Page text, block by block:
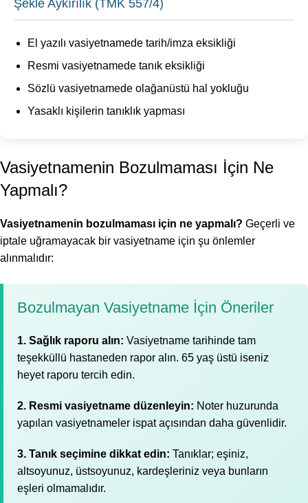
Şekle Aykırılık (TMK 557/4)
El yazılı vasiyetnamede tarih/imza eksikliği
Resmi vasiyetnamede tanık eksikliği
Sözlü vasiyetnamede olağanüstü hal yokluğu
Yasaklı kişilerin tanıklık yapması
Vasiyetnamenin Bozulmaması İçin Ne
Yapmalı?
Vasiyetnamenin bozulmaması için ne yapmalı? Geçerli ve
iptale uğramayacak bir vasiyetname için şu önlemler
alınmalıdır:
Bozulmayan Vasiyetname İçin Öneriler
1. Sağlık raporu alın: Vasiyetname tarihinde tam
teşekküllü hastaneden rapor alın. 65 yaş üstü iseniz
heyet raporu tercih edin.
2. Resmi vasiyetname düzenleyin: Noter huzurunda
yapılan vasiyetnameler ispat açısından daha güvenlidir.
3. Tanık seçimine dikkat edin: Tanıklar; eşiniz,
altsoyunuz, üstsoyunuz, kardeşleriniz veya bunların
eşleri olmamalıdır.